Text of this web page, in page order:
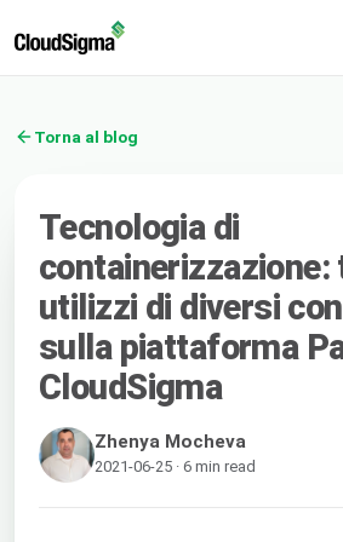
Torna al blog
Tecnologia di
containerizzazione:
utilizzi di diversi
sulla piattaforma
CloudSigma
Zhenya Mocheva
2021-06-25 · 6 min read